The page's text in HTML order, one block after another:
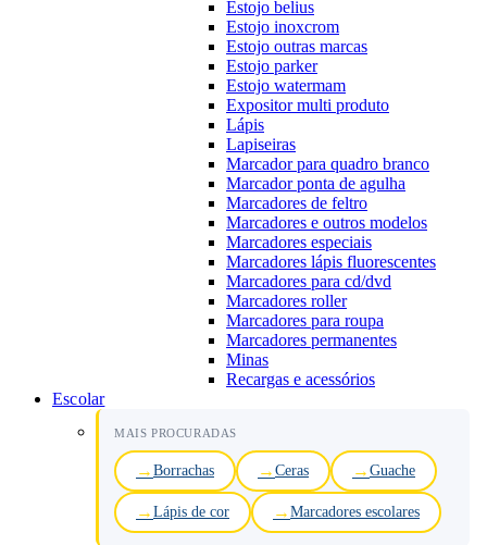
Estojo belius
Estojo inoxcrom
Estojo outras marcas
Estojo parker
Estojo watermam
Expositor multi produto
Lápis
Lapiseiras
Marcador para quadro branco
Marcador ponta de agulha
Marcadores de feltro
Marcadores e outros modelos
Marcadores especiais
Marcadores lápis fluorescentes
Marcadores para cd/dvd
Marcadores roller
Marcadores para roupa
Marcadores permanentes
Minas
Recargas e acessórios
Escolar
MAIS PROCURADAS
Borrachas Ceras Guache
Lápis de cor Marcadores escolares